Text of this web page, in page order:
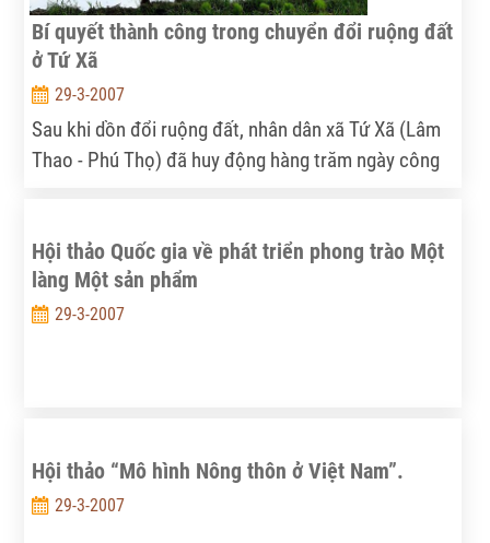
Bí quyết thành công trong chuyển đổi ruộng đất
ở Tứ Xã
29-3-2007
Sau khi dồn đổi ruộng đất, nhân dân xã Tứ Xã (Lâm
Thao - Phú Thọ) đã huy động hàng trăm ngày công
Hội thảo Quốc gia về phát triển phong trào Một
làng Một sản phẩm
29-3-2007
Hội thảo “Mô hình Nông thôn ở Việt Nam”.
29-3-2007